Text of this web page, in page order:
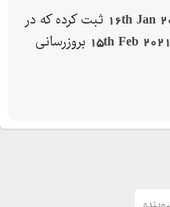
16th Jan ثبت کرده که در
15th Feb 2021 بروزرسانی